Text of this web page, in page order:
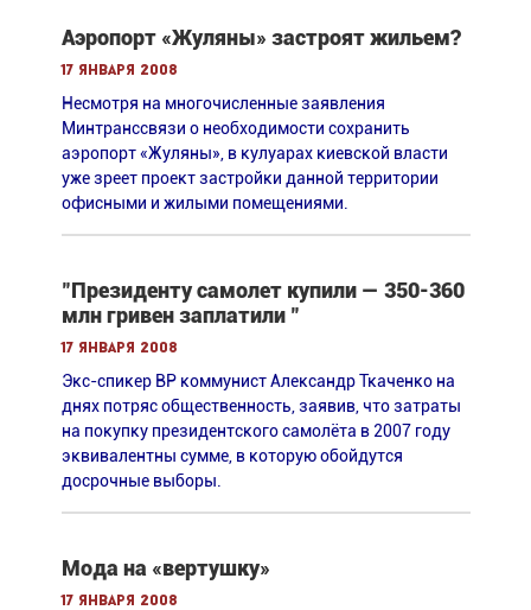
Аэропорт «Жуляны» застроят жильем?
17 января 2008
Несмотря на многочисленные заявления
Минтранссвязи о необходимости сохранить
аэропорт «Жуляны», в кулуарах киевской власти
уже зреет проект застройки данной территории
офисными и жилыми помещениями.
"Президенту самолет купили — 350-360
млн гривен заплатили "
17 января 2008
Экс-спикер ВР коммунист Александр Ткаченко на
днях потряс общественность, заявив, что затраты
на покупку президентского самолёта в 2007 году
эквивалентны сумме, в которую обойдутся
досрочные выборы.
Мода на «вертушку»
17 января 2008